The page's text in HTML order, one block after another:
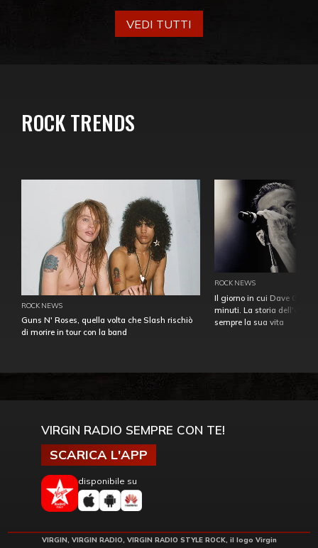
VEDI TUTTI
ROCK TRENDS
ROCK NEWS
Guns N' Roses, quella volta che Slash rischiò
di morire in tour con la band
ROCK NEWS
Il giorno in cui Dave
minuti. La storia
sempre la sua vita
VIRGIN RADIO SEMPRE CON TE!
SCARICA L'APP
disponibile su
VIRGIN, VIRGIN RADIO, VIRGIN RADIO STYLE ROCK, il logo Virgin